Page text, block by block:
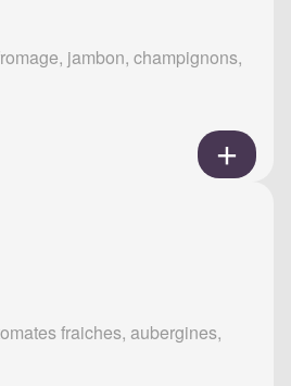
jambon, champignons,
fraiches, aubergines,